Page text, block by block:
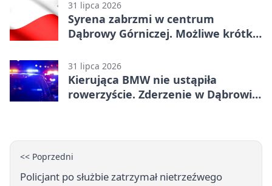
31 lipca 2026
Syrena zabrzmi w centrum
Dąbrowy Górniczej. Możliwe krótkie
31 lipca 2026
Kierująca BMW nie ustąpiła
rowerzyście. Zderzenie w Dąbrowie
<< Poprzedni
Policjant po służbie zatrzymał nietrzeźwego